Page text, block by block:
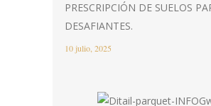
PRESCRIPCIÓN DE SUELOS
DESAFIANTES.
10 julio, 2025